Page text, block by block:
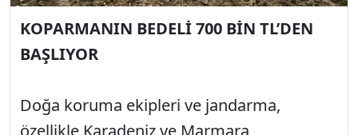
KOPARMANIN BEDELİ 700 BİN TL’DEN
BAŞLIYOR
Doğa koruma ekipleri ve jandarma,